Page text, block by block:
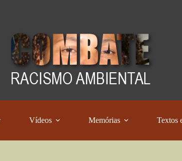
Vídeos Memórias Textos